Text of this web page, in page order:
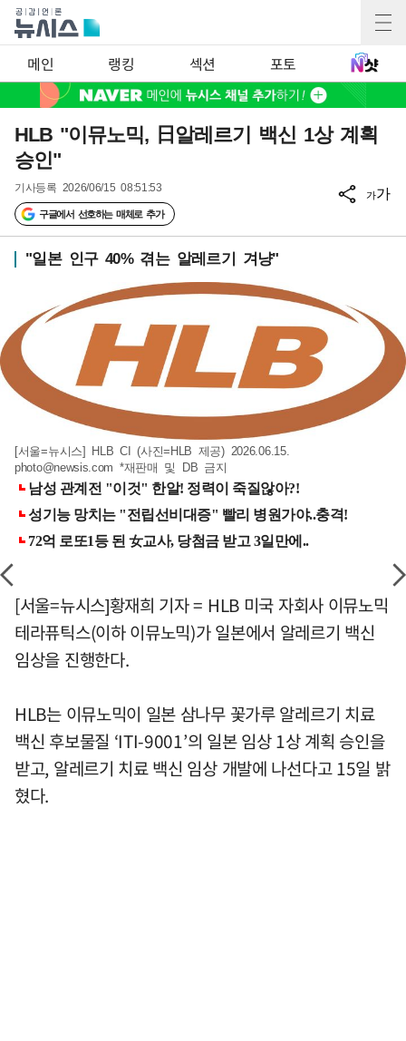
메인 랭킹 섹션 포토
HLB "이뮤노믹, 日알레르기 백신 1상 계획
승인"
기사등록 2026/06/15 08:51:53
구글에서 선호하는 매체로 추가
가가
"일본 인구 40% 겪는 알레르기 겨냥"
[서울=뉴시스] HLB CI (사진=HLB 제공) 2026.06.15.
photo@newsis.com *재판매 및 DB 금지
[서울=뉴시스]황재희 기자 = HLB 미국 자회사 이뮤노믹
테라퓨틱스(이하 이뮤노믹)가 일본에서 알레르기 백신
임상을 진행한다.
HLB는 이뮤노믹이 일본 삼나무 꽃가루 알레르기 치료
백신 후보물질 ‘ITI-9001’의 일본 임상 1상 계획 승인을
받고, 알레르기 치료 백신 임상 개발에 나선다고 15일 밝
혔다.